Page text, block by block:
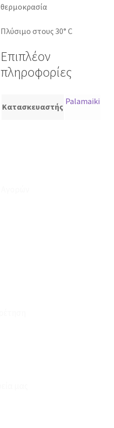
θερμοκρασία
Πλύσιμο στους 30° C
Επιπλέον
πληροφορίες
Κατασκευαστής
Palamaiki